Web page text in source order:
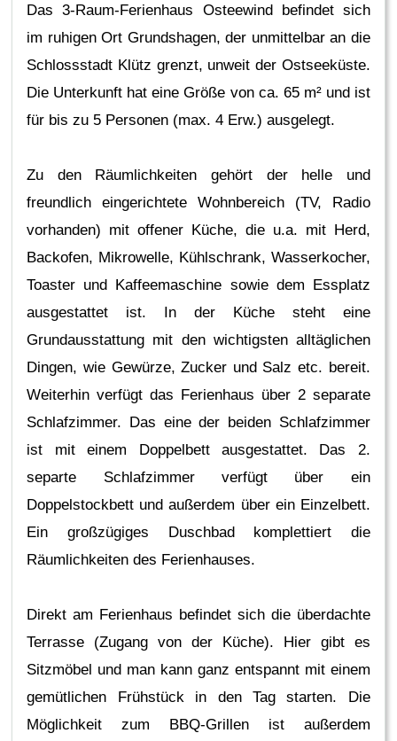
Das 3-Raum-Ferienhaus Osteewind befindet sich
im ruhigen Ort Grundshagen, der unmittelbar an die
Schlossstadt Klütz grenzt, unweit der Ostseeküste.
Die Unterkunft hat eine Größe von ca. 65 m² und ist
für bis zu 5 Personen (max. 4 Erw.) ausgelegt.
Zu den Räumlichkeiten gehört der helle und
freundlich eingerichtete Wohnbereich (TV, Radio
vorhanden) mit offener Küche, die u.a. mit Herd,
Backofen, Mikrowelle, Kühlschrank, Wasserkocher,
Toaster und Kaffeemaschine sowie dem Essplatz
ausgestattet ist. In der Küche steht eine
Grundausstattung mit den wichtigsten alltäglichen
Dingen, wie Gewürze, Zucker und Salz etc. bereit.
Weiterhin verfügt das Ferienhaus über 2 separate
Schlafzimmer. Das eine der beiden Schlafzimmer
ist mit einem Doppelbett ausgestattet. Das 2.
separte Schlafzimmer verfügt über ein
Doppelstockbett und außerdem über ein Einzelbett.
Ein großzügiges Duschbad komplettiert die
Räumlichkeiten des Ferienhauses.
Direkt am Ferienhaus befindet sich die überdachte
Terrasse (Zugang von der Küche). Hier gibt es
Sitzmöbel und man kann ganz entspannt mit einem
gemütlichen Frühstück in den Tag starten. Die
Möglichkeit zum BBQ-Grillen ist außerdem